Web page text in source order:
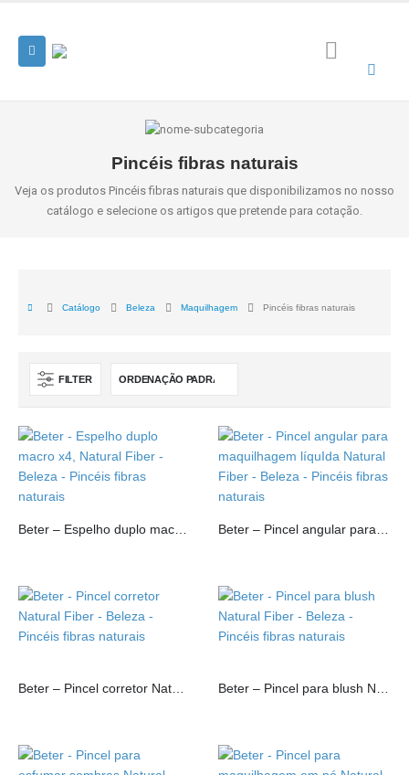
Pincéis fibras naturais
Veja os produtos Pincéis fibras naturais que disponibilizamos no nosso
catálogo e selecione os artigos que pretende para cotação.
Catálogo Beleza Maquilhagem Pincéis fibras naturais
FILTER
Beter – Pincel corretor Natural Fiber Beter – Pincel para blush Natural Fiber